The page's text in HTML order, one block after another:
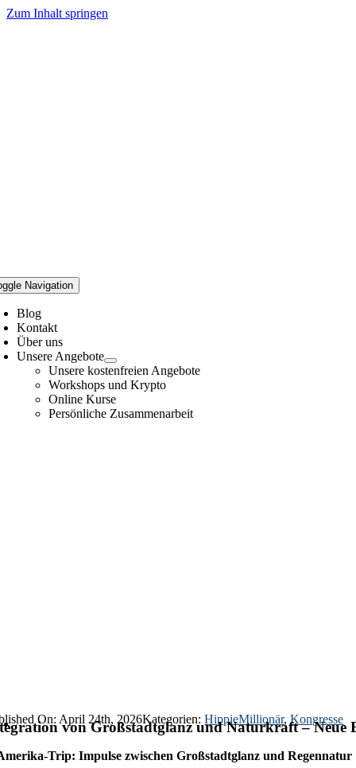
Zum Inhalt springen
Navigation
Blog
Kontakt
Über uns
Unsere Angebote
Unsere kostenfreien Angebote
Workshops und Krypto
Online Kurse
Persönliche Zusammenarbeit
On: April 24th, 2026Kategorien:HippieMillionär,Kongresse
von Großstadtglanz und Naturkraft – Neue
Trip: Impulse zwischen Großstadtglanz und Regennatur